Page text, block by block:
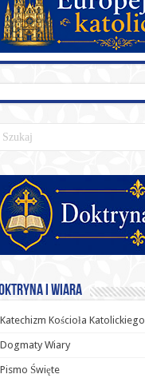
i Wiara
Katechizm Kościoła Katolickiego
Dogmaty Wiary
Pismo Święte